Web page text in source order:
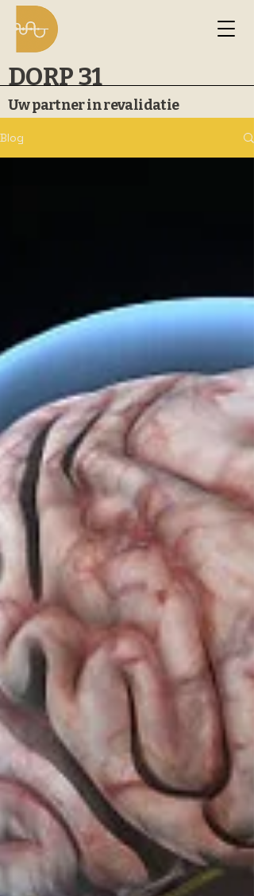
DORP 31
Uw partner in revalidatie
Blog